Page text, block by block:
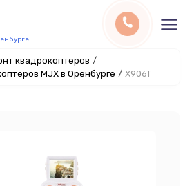
квадрокоптеров /
MJX в Оренбурге / X906T